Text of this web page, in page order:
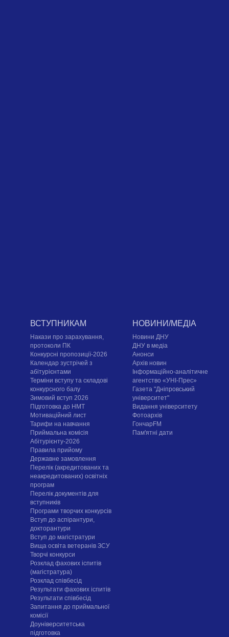
ВСТУПНИКАМ
Накази про зарахування,
протоколи ПК
Конкурсні пропозиції-2026
Календар зустрічей з
абітурієнтами
Терміни вступу та складові
конкурсного балу
Зимовий вступ 2026
Підготовка до НМТ
Мотиваційний лист
Тарифи на навчання
Приймальна комісія
Абітурієнту-2026
Правила прийому
Державне замовлення
Перелік (акредитованих та
неакредитованих) освітніх
програм
Перелік документів для
вступників
Програми творчих конкурсiв
Вступ до аспірантури,
докторантури
Вступ до магістратури
Вища освіта ветеранів ЗСУ
Творчі конкурси
Розклад фахових іспитів
(магістратура)
Розклад співбесід
Результати фахових іспитів
Результати співбесід
Запитання до приймальної
комісії
Доуніверситетська
підготовка
НОВИНИ/МЕДІА
Новини ДНУ
ДНУ в медіа
Анонси
Архів новин
Інформаційно-аналітичне
агентство «УНІ-Прес»
Газета "Дніпровський
університет"
Видання університету
Фотоархів
ГончарFM
Пам'ятні дати